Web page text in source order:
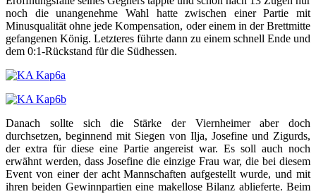
noch die unangenehme Wahl hatte zwischen einer Partie mit
Minusqualität ohne jede Kompensation, oder einem in der Brettmitte
gefangenen König. Letzteres führte dann zu einem schnell Ende und
dem 0:1-Rückstand für die Südhessen.
Danach sollte sich die Stärke der Viernheimer aber doch
durchsetzen, beginnend mit Siegen von Ilja, Josefine und Zigurds,
der extra für diese eine Partie angereist war. Es soll auch noch
erwähnt werden, dass Josefine die einzige Frau war, die bei diesem
Event von einer der acht Mannschaften aufgestellt wurde, und mit
ihren beiden Gewinnpartien eine makellose Bilanz ablieferte. Beim